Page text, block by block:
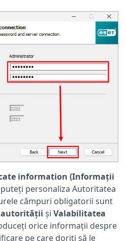
information (Informații
personaliza Autoritatea
câmpuri obligatorii sunt
autorității și Valabilitatea
orice informații despre
pe care doriți să le